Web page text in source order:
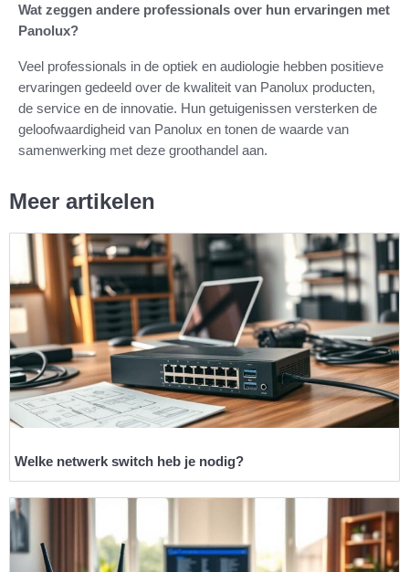
Wat zeggen andere professionals over hun ervaringen met
Panolux?
Veel professionals in de optiek en audiologie hebben positieve
ervaringen gedeeld over de kwaliteit van Panolux producten,
de service en de innovatie. Hun getuigenissen versterken de
geloofwaardigheid van Panolux en tonen de waarde van
samenwerking met deze groothandel aan.
Meer artikelen
Welke netwerk switch heb je nodig?